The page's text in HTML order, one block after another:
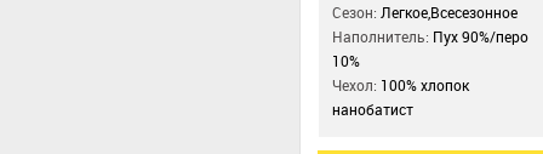
Сезон:Легкое,Всесезонное
Наполнитель: Пух 90%/перо
10%
Чехол: 100% хлопок
нанобатист